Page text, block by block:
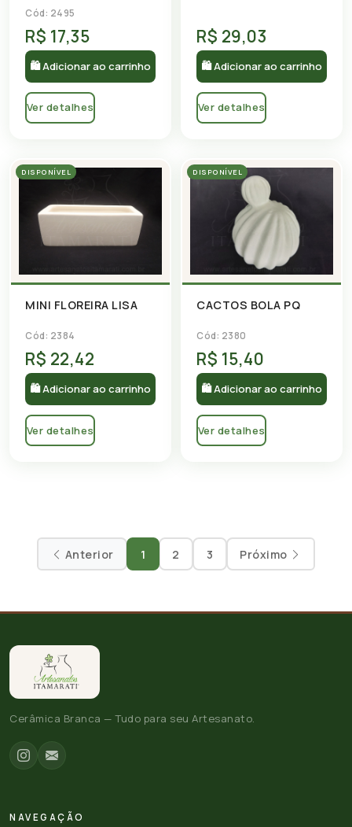
Cód: 2495
R$ 17,35
🛍 Adicionar ao carrinho
Ver detalhes
R$ 29,03
🛍 Adicionar ao carrinho
Ver detalhes
DISPONÍVEL
MINI FLOREIRA LISA
Cód: 2384
R$ 22,42
🛍 Adicionar ao carrinho
Ver detalhes
DISPONÍVEL
CACTOS BOLA PQ
Cód: 2380
R$ 15,40
🛍 Adicionar ao carrinho
Ver detalhes
Anterior 1 2 3 Próximo
Cerâmica Branca — Tudo para seu Artesanato.
NAVEGAÇÃO